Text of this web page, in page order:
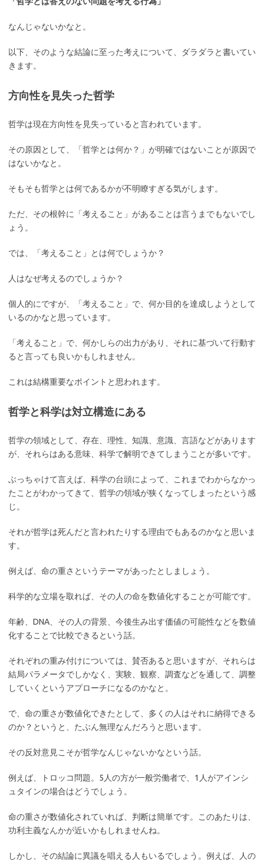
なんじゃないかなと。
以下、そのような結論に至った考えについて、ダラダラと書いてい
きます。
方向性を見失った哲学
哲学は現在方向性を見失っていると言われています。
その原因として、「哲学とは何か？」が明確ではないことが原因で
はないかなと。
そもそも哲学とは何であるかが不明瞭すぎる気がします。
ただ、その根幹に「考えること」があることは言うまでもないでし
ょう。
では、「考えること」とは何でしょうか？
人はなぜ考えるのでしょうか？
個人的にですが、「考えること」で、何か目的を達成しようとして
いるのかなと思っています。
「考えること」で、何かしらの出力があり、それに基づいて行動す
ると言っても良いかもしれません。
これは結構重要なポイントと思われます。
哲学と科学は対立構造にある
哲学の領域として、存在、理性、知識、意識、言語などがあります
が、それらはある意味、科学で解明できてしまうことが多いです。
ぶっちゃけて言えば、科学の台頭によって、これまでわからなかっ
たことがわかってきて、哲学の領域が狭くなってしまったという感
じ。
それが哲学は死んだと言われたりする理由でもあるのかなと思いま
す。
例えば、命の重さというテーマがあったとしましょう。
科学的な立場を取れば、その人の命を数値化することが可能です。
年齢、DNA、その人の背景、今後生み出す価値の可能性などを数値
化することで比較できるという話。
それぞれの重み付けについては、賛否あると思いますが、それらは
結局パラメータでしかなく、実験、観察、調査などを通して、調整
していくというアプローチになるのかなと。
で、命の重さが数値化できたとして、多くの人はそれに納得できる
のか？というと、たぶん無理なんだろうと思います。
その反対意見こそが哲学なんじゃないかなという話。
例えば、トロッコ問題。5人の方が一般労働者で、1人がアインシ
ュタインの場合はどうでしょう。
命の重さが数値化されていれば、判断は簡単です。このあたりは、
功利主義なんかが近いかもしれませんね。
しかし、その結論に異議を唱える人もいるでしょう。例えば、人の